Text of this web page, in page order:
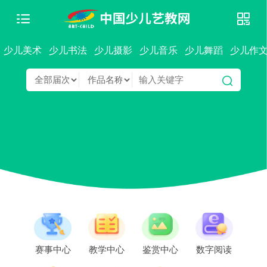
少儿美术 少儿书法 少儿摄影 少儿音乐 少儿舞蹈 少儿作
赛事中心 教学中心 鉴赏中心 数字阅读